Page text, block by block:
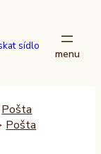
sídlo
Pošta
Pošta